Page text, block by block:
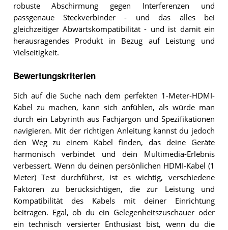
robuste Abschirmung gegen Interferenzen und
passgenaue Steckverbinder - und das alles bei
gleichzeitiger Abwärtskompatibilität - und ist damit ein
herausragendes Produkt in Bezug auf Leistung und
Vielseitigkeit.
Bewertungskriterien
Sich auf die Suche nach dem perfekten 1-Meter-HDMI-
Kabel zu machen, kann sich anfühlen, als würde man
durch ein Labyrinth aus Fachjargon und Spezifikationen
navigieren. Mit der richtigen Anleitung kannst du jedoch
den Weg zu einem Kabel finden, das deine Geräte
harmonisch verbindet und dein Multimedia-Erlebnis
verbessert. Wenn du deinen persönlichen HDMI-Kabel (1
Meter) Test durchführst, ist es wichtig, verschiedene
Faktoren zu berücksichtigen, die zur Leistung und
Kompatibilität des Kabels mit deiner Einrichtung
beitragen. Egal, ob du ein Gelegenheitszuschauer oder
ein technisch versierter Enthusiast bist, wenn du die